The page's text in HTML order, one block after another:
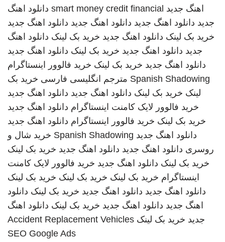
اهنگ جدید smart money credit financial دانلود اهنگ
جدید دانلود اهنگ جدید دانلود اهنگ جدید دانلود اهنگ جدید
خرید بک لینک دانلود اهنگ جدید خرید بک لینک دانلود اهنگ
جدید دانلود اهنگ جدید خرید بک لینک دانلود اهنگ جدید
دانلود اهنگ جدید خرید بک لینک خرید فالوور اینستاگرام
Spanish Shadowing مترجم انگلیسی فارسی خرید بک
لینک خرید بک لینک دانلود اهنگ جدید دانلود اهنگ جدید
خرید فالوور لایک کامنت اینستاگرام دانلود اهنگ جدید
خرید بک لینک خرید فالوور اینستاگرام دانلود اهنگ جدید
دانلود اهنگ جدید Spanish Shadowing خرید شال و
روسری دانلود اهنگ جدید دانلود اهنگ جدید خرید بک لینک
خرید بک لینک دانلود اهنگ جدید خرید فالوور لایک کامنت
اینستاگرام خرید بک لینک خرید بک لینک خرید بک لینک
دانلود اهنگ جدید دانلود اهنگ جدید خرید بک لینک دانلود
اهنگ جدید دانلود اهنگ جدید خرید بک لینک دانلود اهنگ
جدید خرید بک لینک Accident Replacement Vehicles
SEO Google Ads